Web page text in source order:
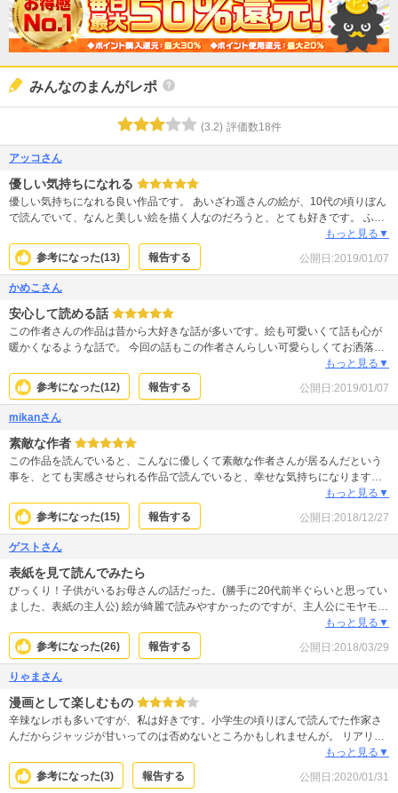
みんなのまんがレポ
(3.2) 評価数18件
アッコさん
優しい気持ちになれる
優しい気持ちになれる良い作品です。 あいざわ遥さんの絵が、10代の頃りぼん
で読んでいて、なんと美しい絵を描く人なのだろうと、とても好きです。 ふと
した時に読むと心を穏やかにさせてくれます。 逆にトゲトゲした時に読んでし
まうと、作品内の登場人物たちがとても優しい世界で、そのギャップに羨まし
くなるのだと思いました。 田舎暮らしに憧れました。
もっと見る▼
参考になった(13) 報告する 公開日:2019/01/07
かめこさん
安心して読める話
この作者さんの作品は昔から大好きな話が多いです。絵も可愛いくて話も心が
暖かくなるような話で。 今回の話もこの作者さんらしい可愛らしくてお洒落な
絵とお話。 テディの話ではちょっと泣けてしまいました。 心が弱っている時で
も、めちゃめちゃ嫌な人が出てこない、ものすごく嫌な出来事が起きないから
安心して読めます。 裏切りだ略奪だのハラハラドロドロ系もおもしろいけど疲
れてしまう時がありますよね。 ハラハラはないけれどワクワクや癒しが得られ
る素敵な漫画だと思いました。ハナちゃん可愛い！
もっと見る▼
参考になった(12) 報告する 公開日:2019/01/07
mikanさん
素敵な作者
この作品を読んでいると、こんなに優しくて素敵な作者さんが居るんだという
事を、とても実感させられる作品で読んでいると、幸せな気持ちになります。
恋愛物も良いですが、こういった作品も大大大好きです。 作者さんが、どれだ
け素晴らしい人なのか作品の隅々から伝わってきます。
もっと見る▼
参考になった(15) 報告する 公開日:2018/12/27
ゲストさん
表紙を見て読んでみたら
びっくり！子供がいるお母さんの話だった。(勝手に20代前半ぐらいと思ってい
ました、表紙の主人公) 絵が綺麗で読みやすかったのですが、主人公にモヤモヤ
しました… 娘への愛情が感じられず、キャリアウーマンだったのに変に世間知
らずだし、人の気持ちが分からない人、というか。 スーツとジャージ以外持っ
てないって、なんじゃそりゃ！
もっと見る▼
参考になった(26) 報告する 公開日:2018/03/29
りゃまさん
漫画として楽しむもの
辛辣なレポも多いですが、私は好きです。小学生の頃りぼんで読んでた作家さ
んだからジャッジが甘いってのは否めないところかもしれませんが。 リアリテ
ィを求める人には無理かもしれませんね。 でもこんなパパならどこにでもいる
んじゃないでしょうか。 序盤のヒロインの空気読めなさは確かにオイオイと思
いましたが、漫画ですからwしかもだんだん成長します。 ていうかアスペの
もっと見る▼
参考になった(3) 報告する 公開日:2020/01/31